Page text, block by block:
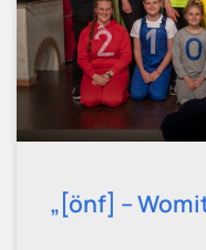
„[önf] –